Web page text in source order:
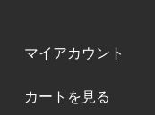
マイアカウント
カートを見る